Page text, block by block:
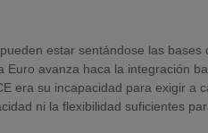
estar sentándose las
avanza haca la integración
era su incapacidad para exigir a
ni la flexibilidad suficientes